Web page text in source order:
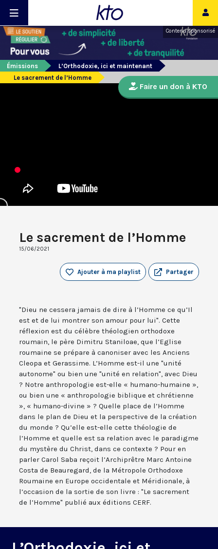
Contenu sponsorisé
Émissions
L’Orthodoxie, ici et maintenant
Le sacrement de l’Homme
Le sacrement de l’Homme
15/06/2021
Partager
Ajouter à ma playlist
"Dieu ne cessera jamais de dire à l’Homme ce qu’Il
est et de lui montrer son amour pour lui". Cette
réflexion est du célèbre théologien orthodoxe
roumain, le père Dimitru Staniloae, que l’Eglise
roumaine se prépare à canoniser avec les Anciens
Cleopa et Gerassime. L’Homme est-il une "unité
autonome" ou bien une "unité en relation", avec Dieu
? Notre anthropologie est-elle « humano-humaine »,
ou bien une « anthropologie biblique et chrétienne
», « humano-divine » ? Quelle place de l’Homme
dans le plan de Dieu et la perspective de la création
du monde ? Qu’elle est-elle cette théologie de
l’Homme et quelle est sa relation avec le paradigme
du mystère du Christ, dans ce contexte ? Pour en
parler Carol Saba reçoit l’Archiprêtre Marc Antoine
Costa de Beauregard, de la Métropole Orthodoxe
Roumaine en Europe occidentale et Méridionale, à
l’occasion de la sortie de son livre : "Le sacrement
de l’Homme" publié aux éditions CERF.
Faire un don à KTO